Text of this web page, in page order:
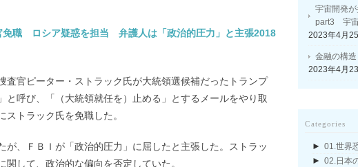
免職 ロシア疑惑を担当 弁護人は「政治的圧力」と主張2018
査官ピーター・ストラック氏が大統領選候補だったトランプ
と呼び、「（大統領就任を）止める」とするメールをやり取
ストラック氏を免職した。
が、ＦＢＩが「政治的圧力」に屈したと主張した。ストラッ
して、政治的な偏向を否定していた。
宇宙開発
part3 宇宙
2023年4月
金融の構
2023年4月
Categories
► 01.世界
► 02.日本